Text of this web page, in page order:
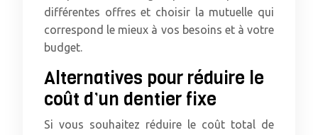
différentes offres et choisir la mutuelle qui
correspond le mieux à vos besoins et à votre
budget.
Alternatives pour réduire le
coût d’un dentier fixe
Si vous souhaitez réduire le coût total de